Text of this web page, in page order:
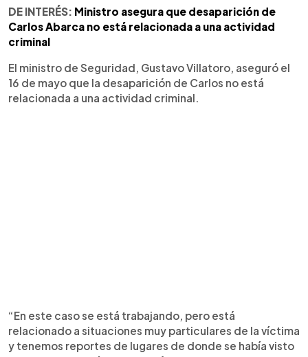
DE INTERÉS: Ministro asegura que desaparición de
Carlos Abarca no está relacionada a una actividad
criminal
El ministro de Seguridad, Gustavo Villatoro, aseguró el
16 de mayo que la desaparición de Carlos no está
relacionada a una actividad criminal.
“En este caso se está trabajando, pero está
relacionado a situaciones muy particulares de la víctima
y tenemos reportes de lugares de donde se había visto